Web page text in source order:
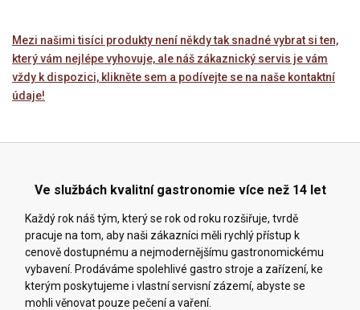
Mezi našimi tisíci produkty není někdy tak snadné vybrat si ten,
který vám nejlépe vyhovuje, ale náš zákaznický servis je vám
vždy k dispozici, klikněte sem a podívejte se na naše kontaktní
údaje!
Ve službách kvalitní gastronomie více než 14 let
Každý rok náš tým, který se rok od roku rozšiřuje, tvrdě
pracuje na tom, aby naši zákazníci měli rychlý přístup k
cenově dostupnému a nejmodernějšímu gastronomickému
vybavení. Prodáváme spolehlivé gastro stroje a zařízení, ke
kterým poskytujeme i vlastní servisní zázemí, abyste se
mohli věnovat pouze pečení a vaření.